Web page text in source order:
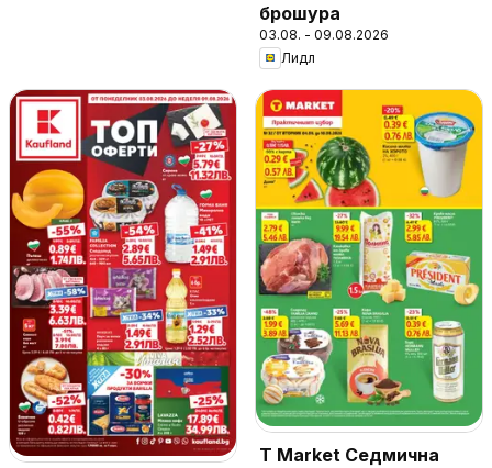
брошура
03.08. - 09.08.2026
Лидл
T Market Седмична